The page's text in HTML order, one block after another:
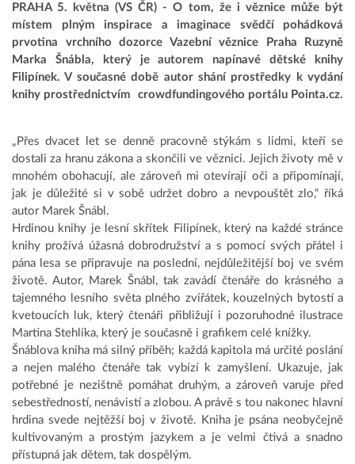
PRAHA 5. května (VS ČR) - O tom, že i věznice může být
místem plným inspirace a imaginace svědčí pohádková
prvotina vrchního dozorce Vazební věznice Praha Ruzyně
Marka Šnábla, který je autorem napínavé dětské knihy
Filipínek. V současné době autor shání prostředky k vydání
knihy prostřednictvím crowdfundingového portálu Pointa.cz.
„Přes dvacet let se denně pracovně stýkám s lidmi, kteří se
dostali za hranu zákona a skončili ve věznici. Jejich životy mě v
mnohém obohacují, ale zároveň mi otevírají oči a připomínají,
jak je důležité si v sobě udržet dobro a nevpouštět zlo,“ říká
autor Marek Šnábl.
Hrdinou knihy je lesní skřítek Filipínek, který na každé stránce
knihy prožívá úžasná dobrodružství a s pomocí svých přátel i
pána lesa se připravuje na poslední, nejdůležitější boj ve svém
životě. Autor, Marek Šnábl, tak zavádí čtenáře do krásného a
tajemného lesního světa plného zvířátek, kouzelných bytostí a
kvetoucích luk, který čtenáři přibližují i pozoruhodné ilustrace
Martina Stehlíka, který je současně i grafikem celé knížky.
Šnáblova kniha má silný příběh; každá kapitola má určité poslání
a nejen malého čtenáře tak vybízí k zamyšlení. Ukazuje, jak
potřebné je nezištně pomáhat druhým, a zároveň varuje před
sebestředností, nenávistí a zlobou. A právě s tou nakonec hlavní
hrdina svede nejtěžší boj v životě. Kniha je psána neobyčejně
kultivovaným a prostým jazykem a je velmi čtivá a snadno
přístupná jak dětem, tak dospělým.